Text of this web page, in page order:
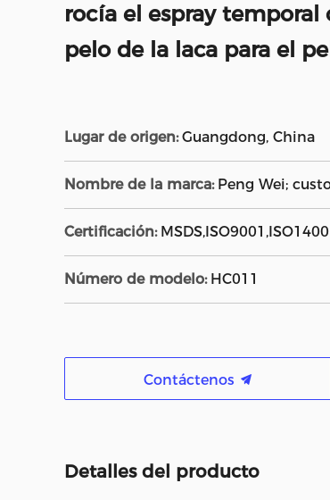
rocía el espray
pelo de la laca para el
Lugar de origen: Guangdong, China
Nombre de la marca: Peng Wei;
Certificación:
Número de modelo: HC011
Contáctenos
Detalles del producto